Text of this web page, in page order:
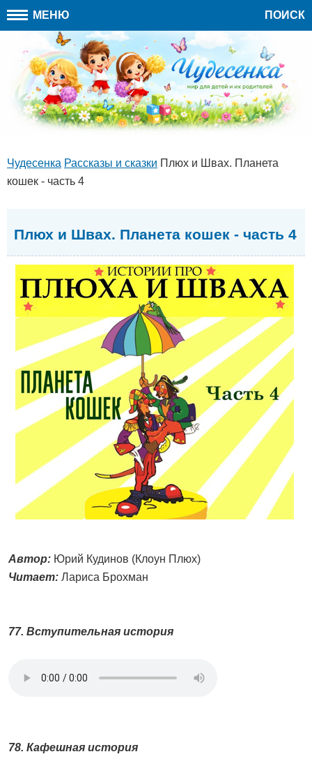
МЕНЮ ПОИСК
Чудесенка Рассказы и сказки Плюх и Швах. Планета
кошек - часть 4
Плюх и Швах. Планета кошек - часть 4
Автор: Юрий Кудинов (Клоун Плюх)
Читает: Лариса Брохман
77. Вступительная история
78. Кафешная история